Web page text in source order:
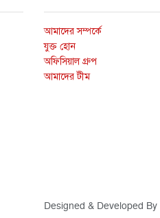
আমাদের সম্পর্কে
যুক্ত হোন
অফিসিয়াল গ্রুপ
আমাদের টীম
Designed & Developed By